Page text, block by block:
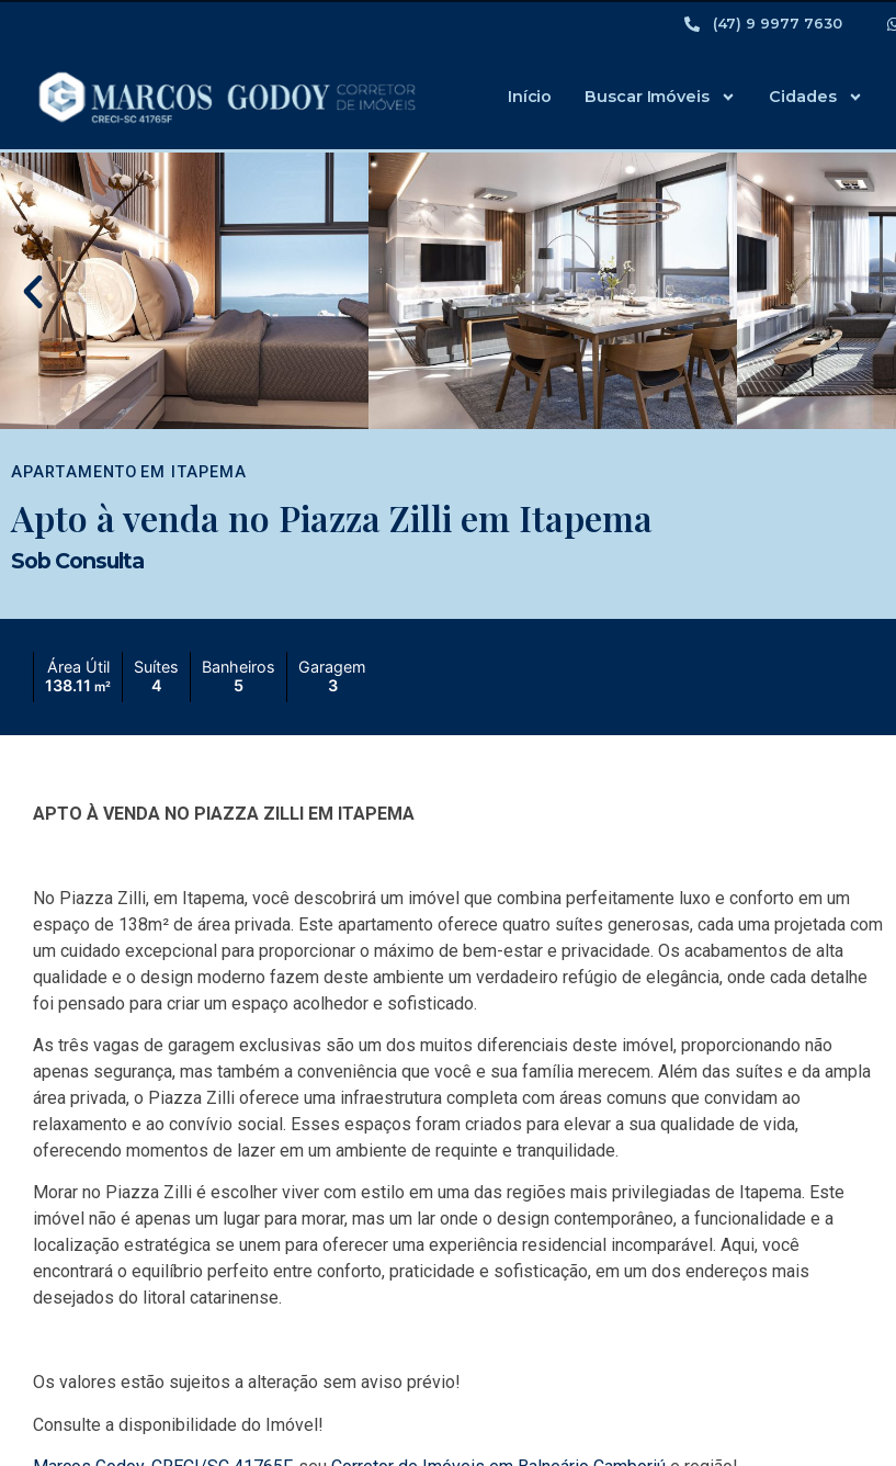
(47) 9 9977 7630
Início Buscar Imóveis Cidades
APARTAMENTO EM ITAPEMA
Apto à venda no Piazza Zilli em Itapema
Sob Consulta
Área Útil
138.11 m²
Suítes
4
Banheiros
5
Garagem
3
APTO À VENDA NO PIAZZA ZILLI EM ITAPEMA
No Piazza Zilli, em Itapema, você descobrirá um imóvel que combina perfeitamente luxo e conforto em um
espaço de 138m² de área privada. Este apartamento oferece quatro suítes generosas, cada uma projetada com
um cuidado excepcional para proporcionar o máximo de bem-estar e privacidade. Os acabamentos de alta
qualidade e o design moderno fazem deste ambiente um verdadeiro refúgio de elegância, onde cada detalhe
foi pensado para criar um espaço acolhedor e sofisticado.
As três vagas de garagem exclusivas são um dos muitos diferenciais deste imóvel, proporcionando não
apenas segurança, mas também a conveniência que você e sua família merecem. Além das suítes e da ampla
área privada, o Piazza Zilli oferece uma infraestrutura completa com áreas comuns que convidam ao
relaxamento e ao convívio social. Esses espaços foram criados para elevar a sua qualidade de vida,
oferecendo momentos de lazer em um ambiente de requinte e tranquilidade.
Morar no Piazza Zilli é escolher viver com estilo em uma das regiões mais privilegiadas de Itapema. Este
imóvel não é apenas um lugar para morar, mas um lar onde o design contemporâneo, a funcionalidade e a
localização estratégica se unem para oferecer uma experiência residencial incomparável. Aqui, você
encontrará o equilíbrio perfeito entre conforto, praticidade e sofisticação, em um dos endereços mais
desejados do litoral catarinense.
Os valores estão sujeitos a alteração sem aviso prévio!
Consulte a disponibilidade do Imóvel!